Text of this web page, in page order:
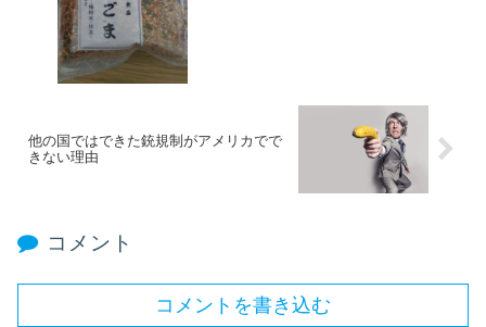
他の国ではできた銃規制がアメリカでで
きない理由
コメント
コメントを書き込む